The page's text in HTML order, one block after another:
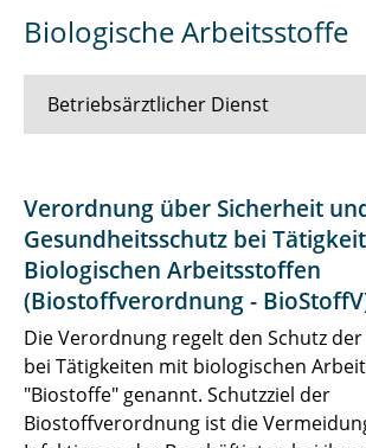
Biologische Arbeitsstoffe
Betriebsärztlicher Dienst
Hinweise
Arbeitsmedizinische Vorsorge
Aufgaben
Bildschirmarbeitsplatz
Verordnung über Sicherheit
Gesundheitsschutz bei
Biologischen Arbeitsstoffen
(Biostoffverordnung -
Die Verordnung regelt den Schutz
bei Tätigkeiten mit biologischen
"Biostoffe" genannt. Schutzziel der
Biostoffverordnung ist die